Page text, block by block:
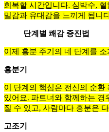
회복할 시간입니다. 심박수,
밀감과 유대감을 느끼게 됩니
단계별 쾌감 증진법
이제 흥분 주기의 네 단계를
흥분기
이 단계의 핵심은 전신의 순
있어요. 파트너와 함께하는
질 수 있고, 사람마다 흥분은
고조기